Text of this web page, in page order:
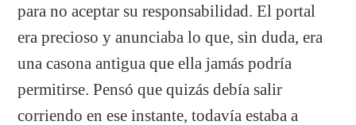
para no aceptar su responsabilidad. El portal
era precioso y anunciaba lo que, sin duda, era
una casona antigua que ella jamás podría
permitirse. Pensó que quizás debía salir
corriendo en ese instante, todavía estaba a